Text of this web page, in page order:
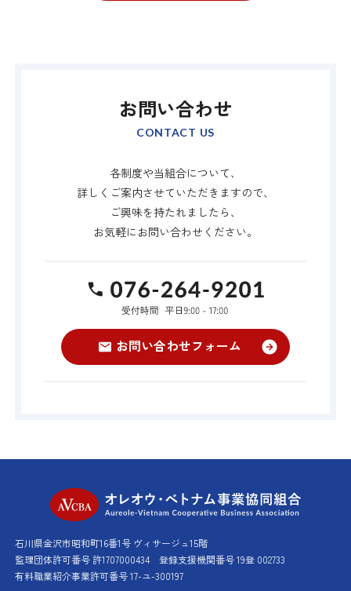
お問い合わせ
CONTACT US
各制度や当組合について、
詳しくご案内させていただきますので、
ご興味を持たれましたら、
お気軽にお問い合わせください。
お問い合わせフォーム
オレオウ
石川県金沢市昭和町16番1号 ヴィサージュ15階
監理団体許可番号 許1707000434登録支援機関番号 19登 002733
有料職業紹介事業許可番号 17-ユ-300197